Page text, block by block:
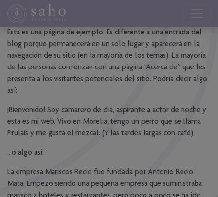
Esta es una página de ejemplo. Es diferente a una entrada del
blog porque permanecerá en un solo lugar y aparecerá en la
navegación de su sitio (en la mayoría de los temas). La mayoría
de las personas comienzan con una página “Acerca de” que les
presenta a los visitantes potenciales del sitio. Podría decir algo
así:
¡Bienvenido! Soy camarero de día, aspirante a actor de noche y
esta es mi web. Vivo en Morelia, tengo un perro que se llama
Firulais y me gusta el mezcal. (Y las tardes largas con café)
…o algo así:
La empresa Mariscos Recio fue fundada por Antonio Recio
Mata. Empezó siendo una pequeña empresa que suministraba